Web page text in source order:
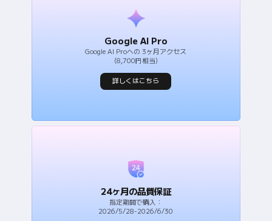
Google AI Pro
Google AI Proへの 3ヶ月アクセス
(8,700円相当)
詳しくはこちら
24ヶ月の品質保証
指定期間で購入：
2026/5/28-2026/6/30